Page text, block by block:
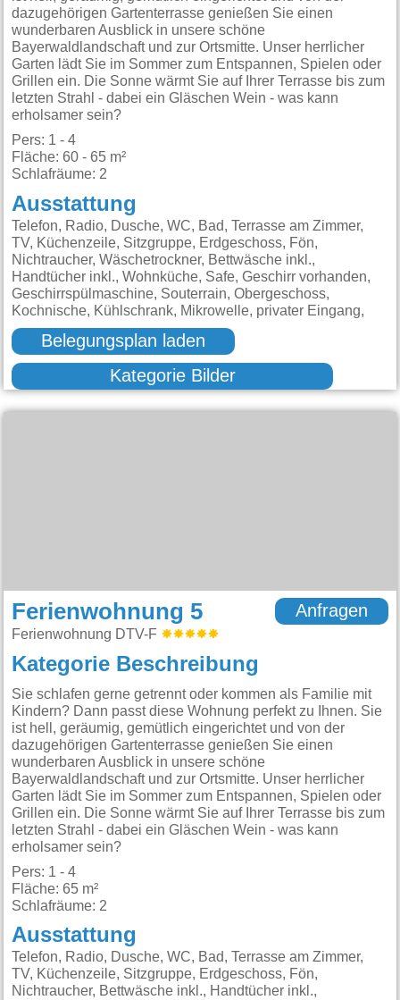
dazugehörigen Gartenterrasse genießen Sie einen
wunderbaren Ausblick in unsere schöne
Bayerwaldlandschaft und zur Ortsmitte. Unser herrlicher
Garten lädt Sie im Sommer zum Entspannen, Spielen oder
Grillen ein. Die Sonne wärmt Sie auf Ihrer Terrasse bis zum
letzten Strahl - dabei ein Gläschen Wein - was kann
erholsamer sein?
Pers: 1 - 4
Fläche: 60 - 65 m²
Schlafräume: 2
Ausstattung
Telefon, Radio, Dusche, WC, Bad, Terrasse am Zimmer,
TV, Küchenzeile, Sitzgruppe, Erdgeschoss, Fön,
Nichtraucher, Wäschetrockner, Bettwäsche inkl.,
Handtücher inkl., Wohnküche, Safe, Geschirr vorhanden,
Geschirrspülmaschine, Souterrain, Obergeschoss,
Kochnische, Kühlschrank, Mikrowelle, privater Eingang,
Belegungsplan laden
Kategorie Bilder
Ferienwohnung 5
Ferienwohnung DTV-F
Anfragen
Kategorie Beschreibung
Sie schlafen gerne getrennt oder kommen als Familie mit
Kindern? Dann passt diese Wohnung perfekt zu Ihnen. Sie
ist hell, geräumig, gemütlich eingerichtet und von der
dazugehörigen Gartenterrasse genießen Sie einen
wunderbaren Ausblick in unsere schöne
Bayerwaldlandschaft und zur Ortsmitte. Unser herrlicher
Garten lädt Sie im Sommer zum Entspannen, Spielen oder
Grillen ein. Die Sonne wärmt Sie auf Ihrer Terrasse bis zum
letzten Strahl - dabei ein Gläschen Wein - was kann
erholsamer sein?
Pers: 1 - 4
Fläche: 65 m²
Schlafräume: 2
Ausstattung
Telefon, Radio, Dusche, WC, Bad, Terrasse am Zimmer,
TV, Küchenzeile, Sitzgruppe, Erdgeschoss, Fön,
Nichtraucher, Bettwäsche inkl., Handtücher inkl.,